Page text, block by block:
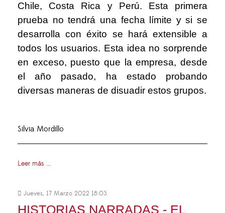
Chile, Costa Rica y Perú. Esta primera
prueba no tendrá una fecha límite y si se
desarrolla con éxito se hará extensible a
todos los usuarios. Esta idea no sorprende
en exceso, puesto que la empresa, desde
el año pasado, ha estado probando
diversas maneras de disuadir estos grupos.
Silvia Mordillo
Leer más ...
Jueves, 17 Marzo 2022 18:03
HISTORIAS NARRADAS - EL